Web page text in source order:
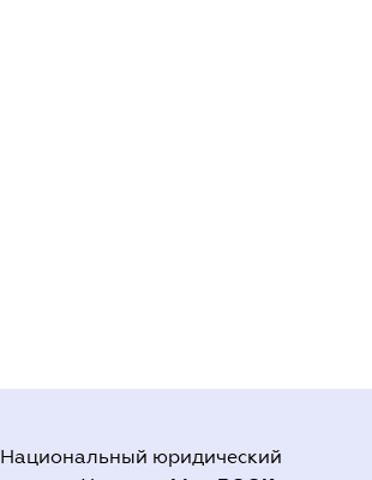
Национальный юридический